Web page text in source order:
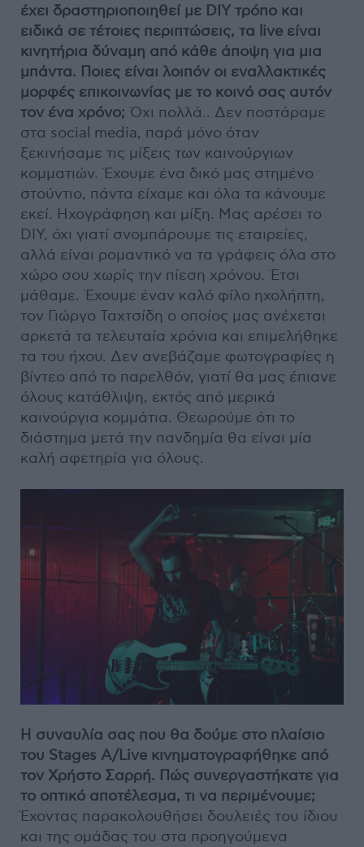
έχει δραστηριοποιηθεί με DIY τρόπο και
ειδικά σε τέτοιες περιπτώσεις, τα live είναι
κινητήρια δύναμη από κάθε άποψη για μια
μπάντα. Ποιες είναι λοιπόν οι εναλλακτικές
μορφές επικοινωνίας με το κοινό σας αυτόν
τον ένα χρόνο; Όχι πολλά.. Δεν ποστάραμε
στα social media, παρά μόνο όταν
ξεκινήσαμε τις μίξεις των καινούργιων
κομματιών. Έχουμε ένα δικό μας στημένο
στούντιο, πάντα είχαμε και όλα τα κάνουμε
εκεί. Ηχογράφηση και μίξη. Μας αρέσει το
DIY, όχι γιατί σνομπάρουμε τις εταιρείες,
αλλά είναι ρομαντικό να τα γράφεις όλα στο
χώρο σου χωρίς την πίεση χρόνου. Έτσι
μάθαμε. Έχουμε έναν καλό φίλο ηχολήπτη,
τον Γιώργο Ταχτσίδη ο οποίος μας ανέχεται
αρκετά τα τελευταία χρόνια και επιμελήθηκε
τα του ήχου. Δεν ανεβάζαμε φωτογραφίες η
βίντεο από το παρελθόν, γιατί θα μας έπιανε
όλους κατάθλιψη, εκτός από μερικά
καινούργια κομμάτια. Θεωρούμε ότι το
διάστημα μετά την πανδημία θα είναι μία
καλή αφετηρία για όλους.
Η συναυλία σας που θα δούμε στο πλαίσιο
του Stages A/Live κινηματογραφήθηκε από
τον Χρήστο Σαρρή. Πώς συνεργαστήκατε για
το οπτικό αποτέλεσμα, τι να περιμένουμε;
Έχοντας παρακολουθήσει δουλειές του ίδιου
και της ομάδας του στα προηγούμενα